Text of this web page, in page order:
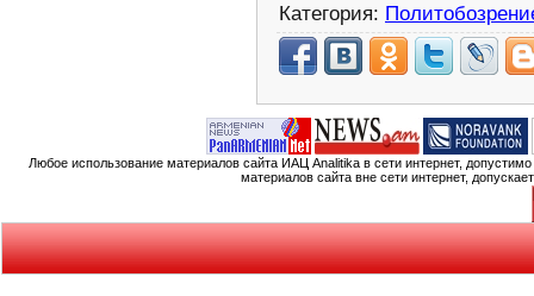
Категория:
Любое использование материалов сайта ИАЦ Analitika в сети интернет,
материалов сайта вне сети интернет,